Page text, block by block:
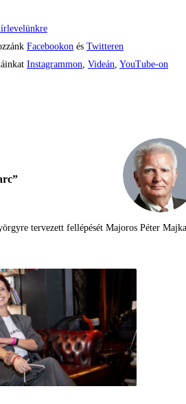
Facebookon és Twitteren
Instagrammon, Videán, YouTube-on
tervezett fellépését Majoros Péter